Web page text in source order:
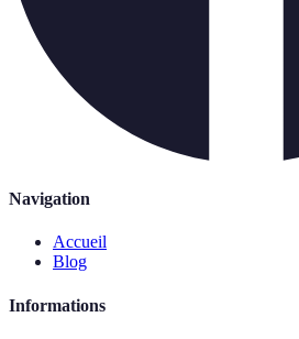
Navigation
Accueil
Blog
Informations